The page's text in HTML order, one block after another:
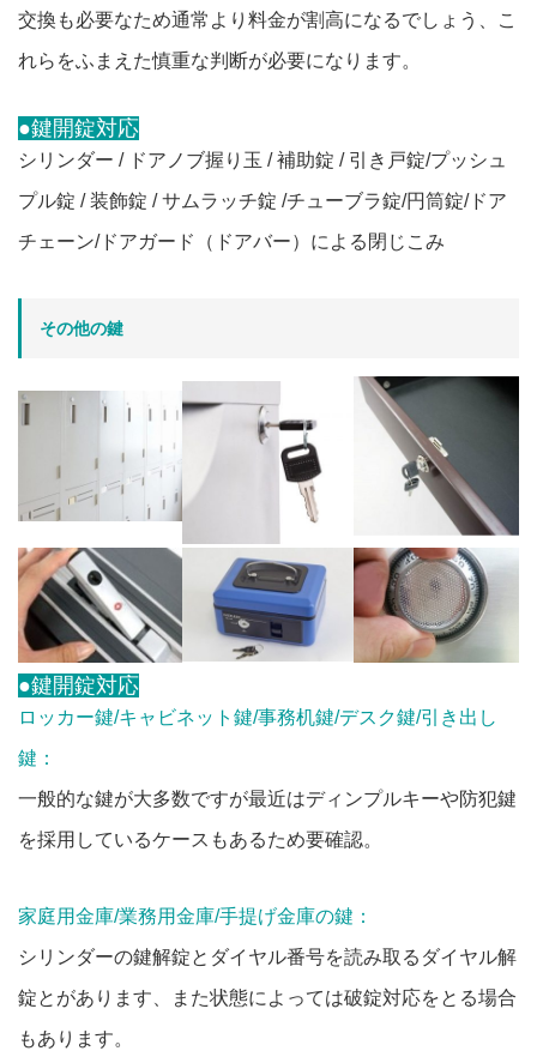
交換も必要なため通常より料金が割高になるでしょう、こ
れらをふまえた慎重な判断が必要になります。
●鍵開錠対応
シリンダー / ドアノブ握り玉 / 補助錠 / 引き戸錠/プッシュ
プル錠 / 装飾錠 / サムラッチ錠 /チューブラ錠/円筒錠/ドア
チェーン/ドアガード（ドアバー）による閉じこみ
その他の鍵
●鍵開錠対応
ロッカー鍵/キャビネット鍵/事務机鍵/デスク鍵/引き出し
鍵：
一般的な鍵が大多数ですが最近はディンプルキーや防犯鍵
を採用しているケースもあるため要確認。
家庭用金庫/業務用金庫/手提げ金庫の鍵：
シリンダーの鍵解錠とダイヤル番号を読み取るダイヤル解
錠とがあります、また状態によっては破錠対応をとる場合
もあります。